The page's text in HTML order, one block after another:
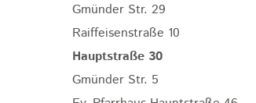
Gmünder Str. 29
Raiffeisenstraße 10
Hauptstraße 30
Gmünder Str. 5